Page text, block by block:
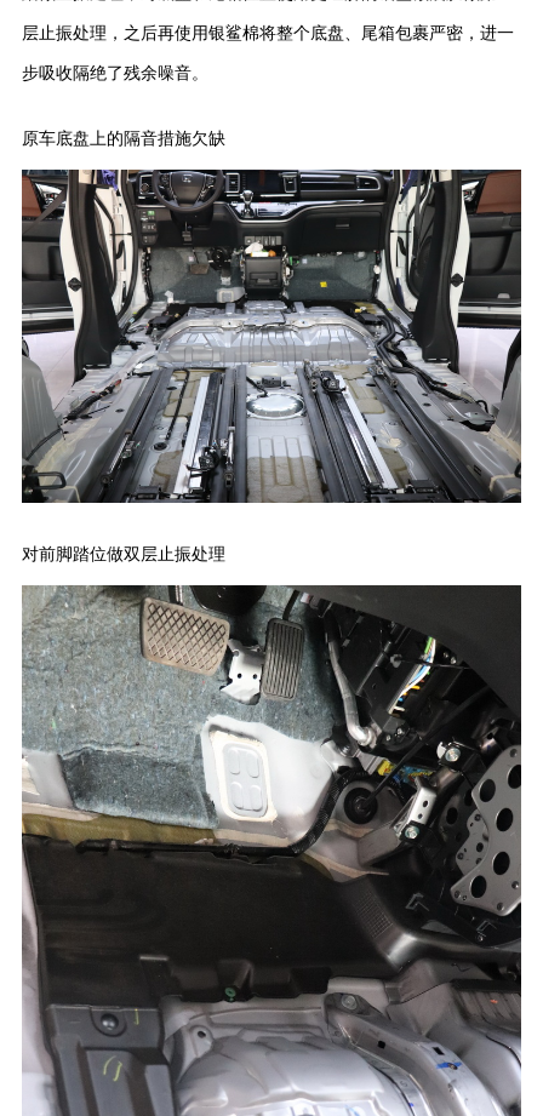
层止振处理，之后再使用银鲨棉将整个底盘、尾箱包裹严密，进一
步吸收隔绝了残余噪音。
原车底盘上的隔音措施欠缺
对前脚踏位做双层止振处理